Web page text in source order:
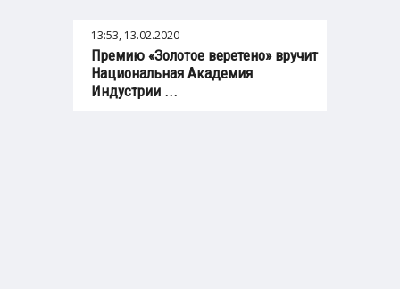
13:53, 13.02.2020
Премию «Золотое веретено» вручит
Национальная Академия
Индустрии ...